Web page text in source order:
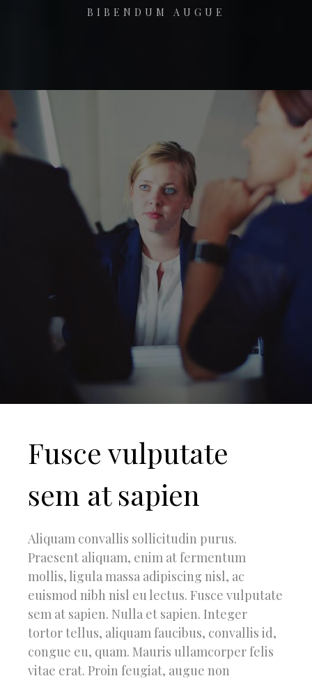
BIBENDUM AUGUE
Fusce vulputate
sem at sapien
Aliquam convallis sollicitudin purus.
Praesent aliquam, enim at fermentum
mollis, ligula massa adipiscing nisl, ac
euismod nibh nisl eu lectus. Fusce vulputate
sem at sapien. Nulla et sapien. Integer
tortor tellus, aliquam faucibus, convallis id,
congue eu, quam. Mauris ullamcorper felis
vitae erat. Proin feugiat, augue non